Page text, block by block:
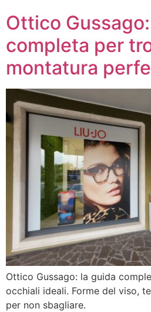
Ottico
completa per
montatura
Ottico Gussago: la guida
occhiali ideali. Forme del viso,
per non sbagliare.